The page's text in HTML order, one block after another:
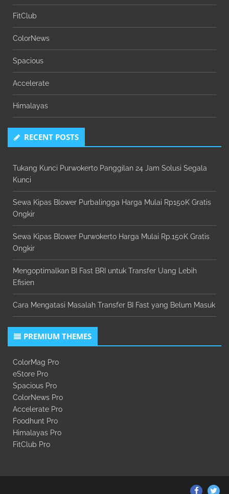
FitClub
ColorNews
Spacious
Accelerate
Himalayas
RECENT POSTS
Tukang Kunci Purwokerto Panggilan 24 Jam Solusi Segala
Kunci
Sewa Kipas Blower Purbalingga Harga Mulai Rp150K Gratis
Ongkir
Sewa Kipas Blower Purwokerto Harga Mulai Rp.150K Gratis
Ongkir
Mengoptimalkan BI Fast BRI untuk Transfer Uang Lebih
Efisien
Cara Mengatasi Masalah Transfer BI Fast yang Belum Masuk
PREMIUM THEMES
ColorMag Pro
eStore Pro
Spacious Pro
ColorNews Pro
Accelerate Pro
Foodhunt Pro
Himalayas Pro
FitClub Pro